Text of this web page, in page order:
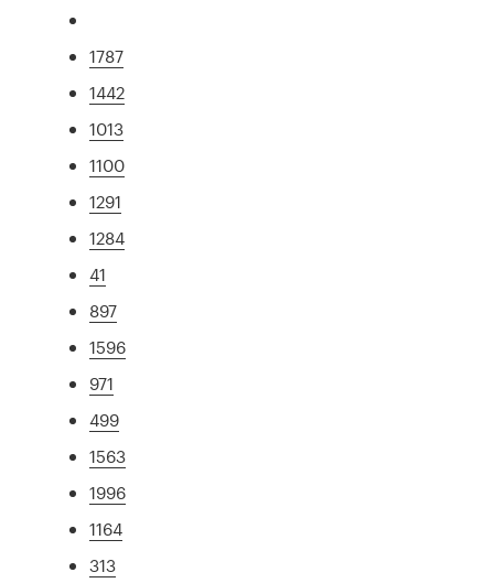
1787
1442
1013
1100
1291
1284
41
897
1596
971
499
1563
1996
1164
313